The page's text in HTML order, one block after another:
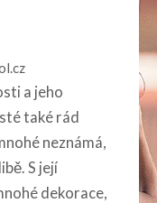
a jeho
také rád
neznámá,
S její
dekorace,